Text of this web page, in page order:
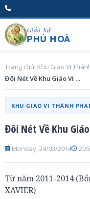
Giáo Xứ
PHÚ HOÀ
Trang chủ Khu Giao VI
Đôi Nét Về Khu Giáo VI PHANXICÔ XAVIER
KHU GIAO VI THÁNH
Đôi Nét Về Khu Giáo
Monday, 24/03/2014
Từ năm 2011-2014
XAVIER)